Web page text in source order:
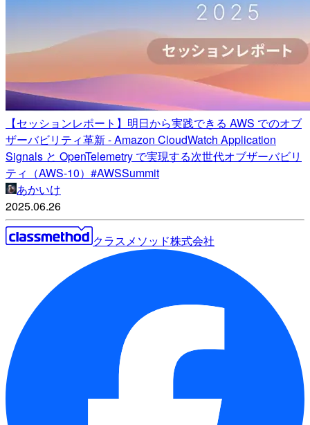
【セッションレポート】明日から実践できる AWS でのオブ
ザーバビリティ革新 - Amazon CloudWatch Application
Signals と OpenTelemetry で実現する次世代オブザーバビリ
ティ（AWS-10）#AWSSummit
あかいけ
2025.06.26
クラスメソッド株式会社